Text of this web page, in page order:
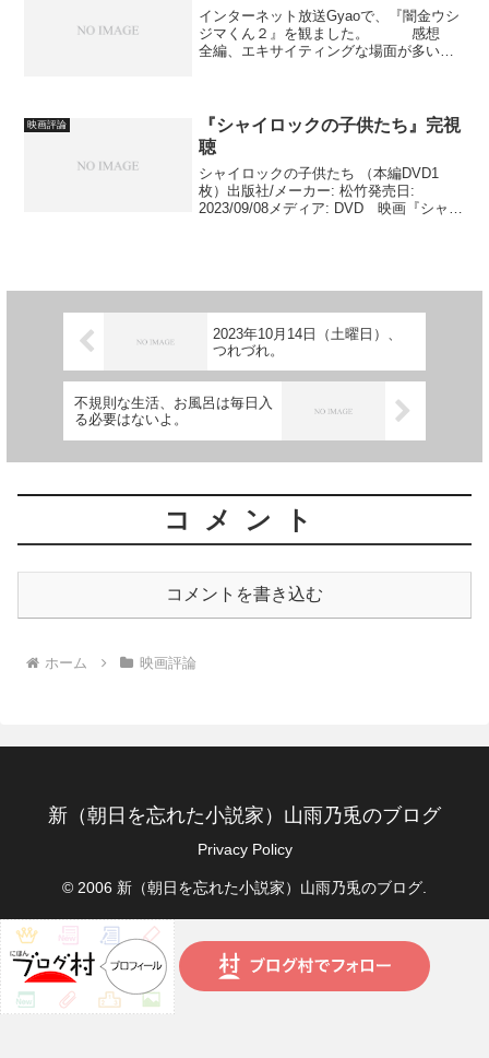
インターネット放送Gyaoで、『闇金ウシ
ジマくん２』を観ました。 感想
全編、エキサイティングな場面が多い。
水増し請求の仕事だよ...
映画評論
『シャイロックの子供たち』完視
聴
シャイロックの子供たち （本編DVD1
枚）出版社/メーカー: 松竹発売日:
2023/09/08メディア: DVD 映画『シャイ
2023年10月14日（土曜日）、
つれづれ。
不規則な生活、お風呂は毎日入
る必要はないよ。
コメント
コメントを書き込む
ホーム 映画評論
新（朝日を忘れた小説家）山雨乃兎のブログ
Privacy Policy
© 2006 新（朝日を忘れた小説家）山雨乃兎のブログ.